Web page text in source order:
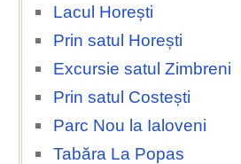
Lacul Horești
Prin satul Horești
Excursie satul Zimbreni
Prin satul Costești
Parc Nou la Ialoveni
Tabăra La Popas